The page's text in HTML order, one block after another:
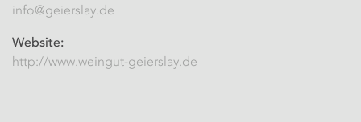
info@geierslay.de
Website:
http://www.weingut-geierslay.de